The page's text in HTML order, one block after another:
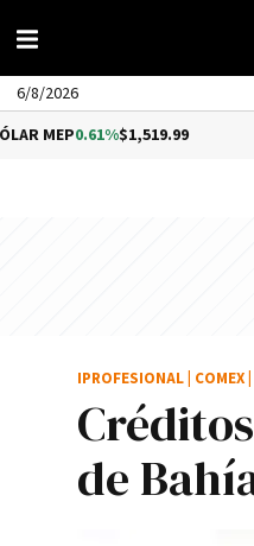
6/8/2026
$1,519.99
de
IPROFESIONAL COMEX